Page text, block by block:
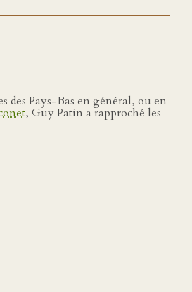
des Pays-Bas en général, ou en
, Guy Patin a rapproché les